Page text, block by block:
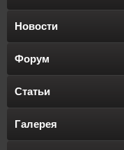
Новости
Форум
Статьи
Галерея